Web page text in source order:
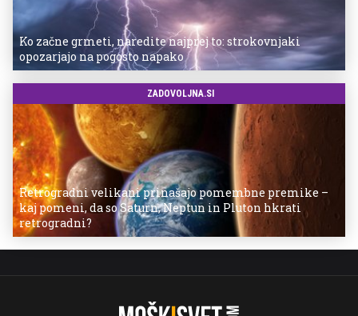
Ko začne grmeti, naredite najprej to: strokovnjaki
opozarjajo na pogosto napako
ZADOVOLJNA.SI
Retrogradni velikani prinašajo pomembne premike –
kaj pomeni, da so Saturn, Neptun in Pluton hkrati
retrogradni?